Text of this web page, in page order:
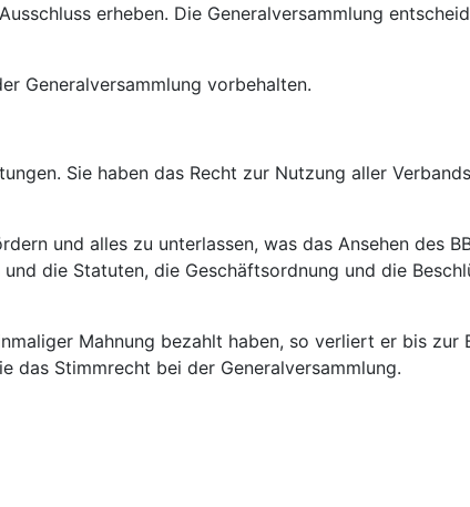
erheben. Die Generalversammlung
Generalversammlung vorbehalten.
Sie haben das Recht zur Nutzung aller
und alles zu unterlassen, was das Ansehen des
die Statuten, die Geschäftsordnung und die
Mahnung bezahlt haben, so verliert er bis zur
das Stimmrecht bei der Generalversammlung.